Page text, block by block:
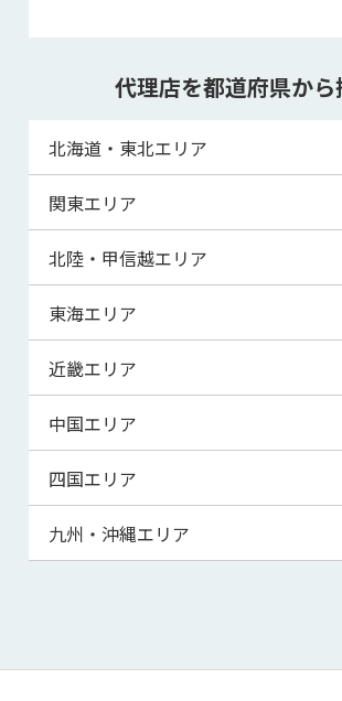
代理店を都道府県から
北海道・東北エリア
北海道
青森県
宮城県
秋田県
山形県
関東エリア
東京都
神奈川県
埼玉県
千葉県
茨城県
群馬県
北陸・甲信越エリア
新潟県
富山県
福井県
山梨県
長野県
東海エリア
岐阜県
静岡県
三重県
近畿エリア
滋賀県
京都府
大阪府
兵庫県
和歌山県
中国エリア
鳥取県
島根県
山口県
四国エリア
徳島県
高知県
九州・沖縄エリア